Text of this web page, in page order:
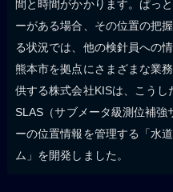
間と時間がかかります。ぱっ
ーがある場合、その位置の把
る状況では、他の検針員への
熊本市を拠点にさまざまな業
供する株式会社KISは、こう
SLAS（サブメータ級測位補強
ーの位置情報を管理する「水
ム」を開発しました。